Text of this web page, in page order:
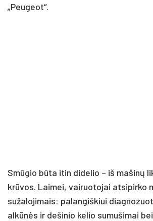
„Peugeot“.
Smūgio būta itin didelio – iš mašinų
krūvos. Laimei, vairuotojai atsipirko
sužalojimais: palangiškiui
alkūnės ir dešinio kelio sumušimai